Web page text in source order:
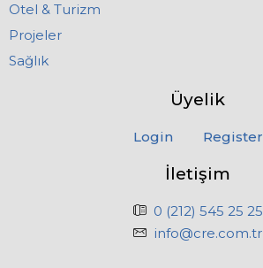
Otel & Turizm
Projeler
Sağlık
Üyelik
Login Register
İletişim
0 (212) 545 25 25
info@cre.com.tr